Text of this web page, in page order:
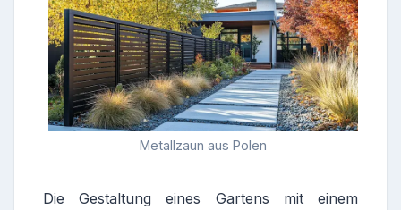
Metallzaun aus Polen
Die Gestaltung eines Gartens mit einem